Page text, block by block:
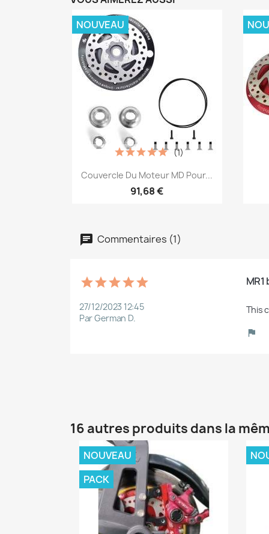
Aperçu rapide
Couvercle Du Moteur MD Pour...
91,68 €
(1)
NOUVEAU
Commentaires (1)
27/12/2023 12:45
Par German D.
This
16 autres produits dans la
NOUVEAU
PACK